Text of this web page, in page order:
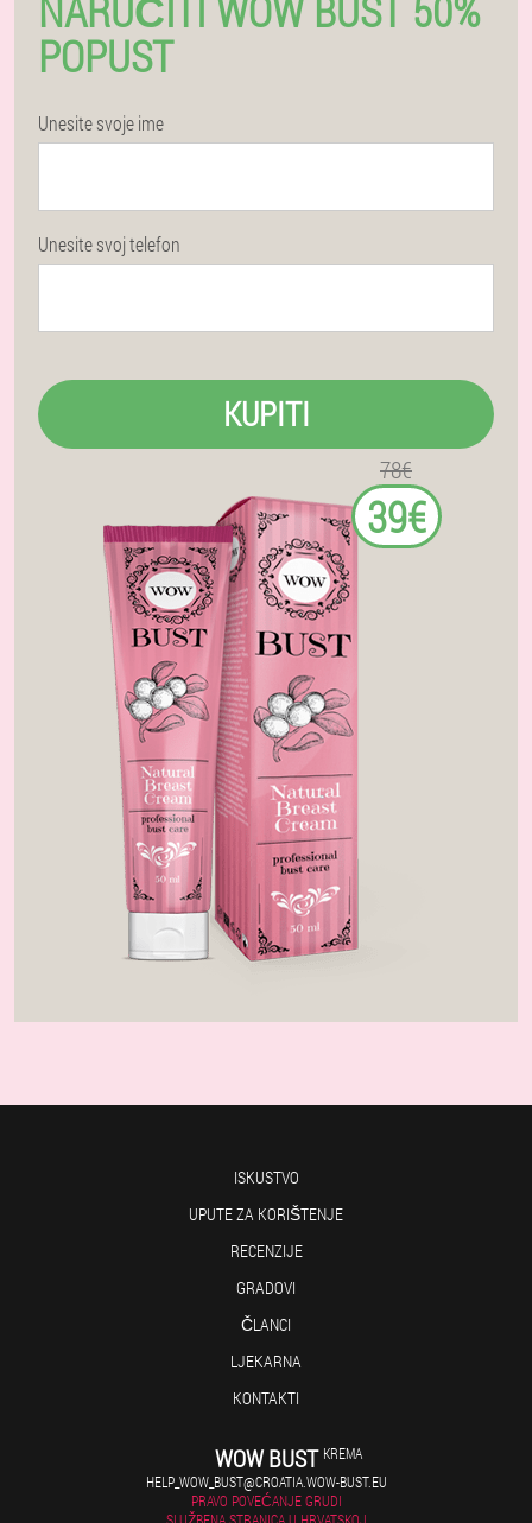
POPUST
Unesite svoje ime
Unesite svoj telefon
KUPITI
78€
39€
ISKUSTVO
UPUTE ZA KORIŠTENJE
RECENZIJE
GRADOVI
ČLANCI
LJEKARNA
KONTAKTI
WOW BUST KREMA
HELP_WOW_BUST@CROATIA.WOW-BUST.EU
PRAVO POVEĆANJE GRUDI